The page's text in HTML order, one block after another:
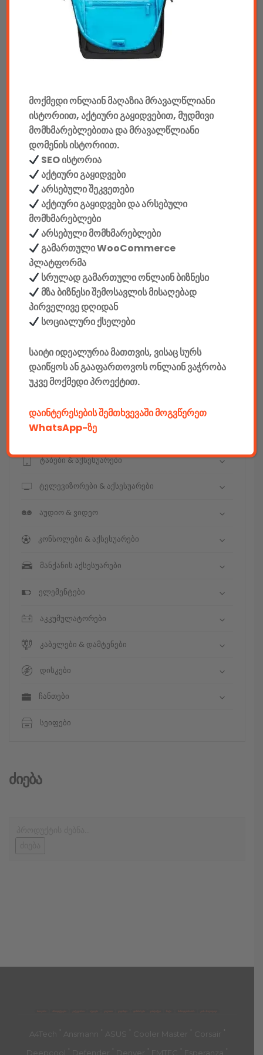
აუდიო & ვიდეო
კონსოლები & აქსესუარები
ელემენტები
აკკუმულატორები
კაბელები & დამტენები
დისკები
ჩანთები
სეიფები
კონსტრუქტორები
E-mobility
კომპიუტერები & აქსესუარები
ტელეფონები & აქსესუარები
კამერები & აქსესუარები
ნოუთბუქები & აქსესუარები
ტაბები & აქსესუარები
ტელევიზორები & აქსესუარები
აუდიო & ვიდეო
კონსოლები & აქსესუარები
მანქანის აქსესუარები
ელემენტები
აკკუმულატორები
კაბელები & დამტენები
დისკები
ჩანთები
სეიფები
Ძიება
მთავარი კალათა
A4Tech ' Ansmann ' ASUS ' Cooler Master ' Corsair '
Deepcool Defender Denver EMTEC Esperanza
მოქმედი ონლაინ მაღაზია მრავალწლიანი
ისტორიით, აქტიური გაყიდვებით, მუდმივი
მომხმარებლებითა და მრავალწლიანი
დომენის ისტორიით.
SEO ისტორია
აქტიური გაყიდვები
არსებული შეკვეთები
აქტიური გაყიდვები და არსებული
მომხმარებლები
არსებული მომხმარებლები
გამართული WooCommerce
პლატფორმა
სრულად გამართული ონლაინ ბიზნესი
მზა ბიზნესი შემოსავლის მისაღებად
პირველივე დღიდან
სოციალური ქსელები
საიტი იდეალურია მათთვის, ვისაც სურს
დაიწყოს ან გააფართოვოს ონლაინ ვაჭრობა
უკვე მოქმედი პროექტით.
დაინტერესების შემთხვევაში მოგვწერეთ
WhatsApp-ზე